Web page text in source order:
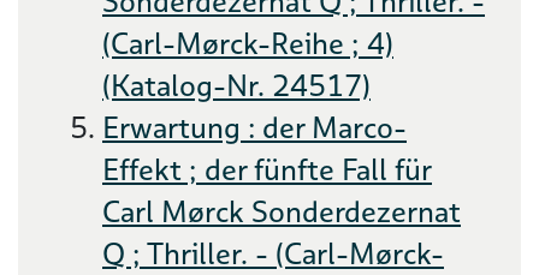
(Carl-Mørck-Reihe ; 4)
(Katalog-Nr. 24517)
Erwartung : der Marco-
Effekt ; der fünfte Fall für
Carl Mørck Sonderdezernat
Q ; Thriller. - (Carl-Mørck-